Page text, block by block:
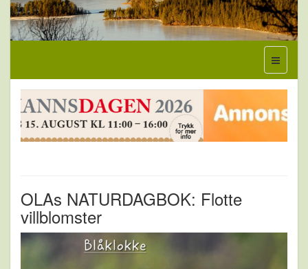
OLAs NATURDAGBOK: Flotte
villblomster